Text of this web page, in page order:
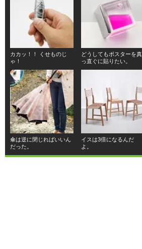
カカッ！！ くせものじ
ゃ！
どうしてもポスターを真
っ直ぐに貼りたい。
傘は逆に閉じればいいん
だった。
イスは3倍になるんだ
よ。